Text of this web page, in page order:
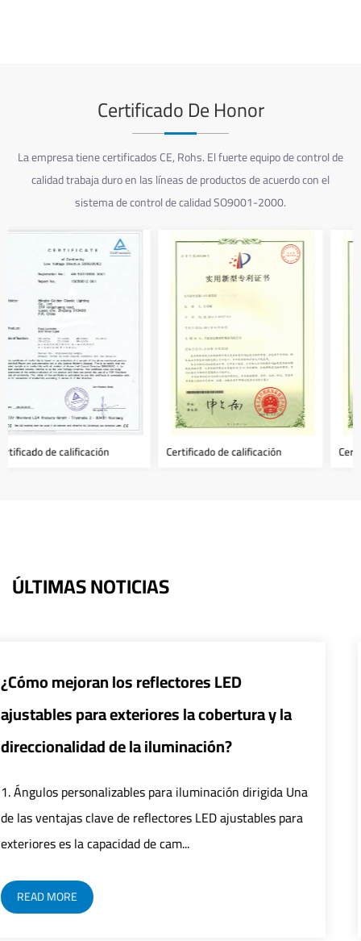
Certificado De Honor
La empresa tiene certificados CE, Rohs. El fuerte equipo de control de
calidad trabaja duro en las líneas de productos de acuerdo con el
sistema de control de calidad SO9001-2000.
Certificado de calificación Certificado de calificación
ÚLTIMAS NOTICIAS
y la
Una
para
¿Cómo pueden los sistemas de
inteligentes mejorar la eficiencia
de las farolas LED?
1. Mejorar la eficiencia Control preciso: El
control inteligente logra un control
LED integrando tecnología de sen...